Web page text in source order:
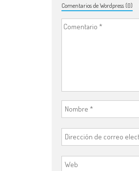
Comentarios de Wordpress (0)